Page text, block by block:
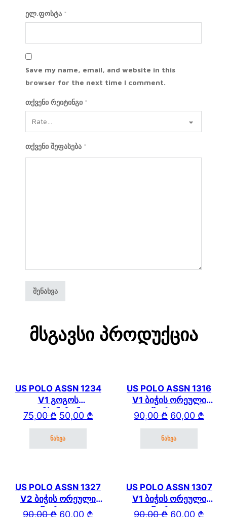
ელ.ფოსტა *
Save my name, email, and website in this
browser for the next time I comment.
თქვენი რეიტინგი *
თქვენი შეფასება *
Მსგავსი Პროდუქცია
US POLO ASSN 1234
V1 გოგოს
კომბინეზონი
75,00₾ Original price was: 75,00 ₾.
50,00 ₾
Current price is: 50,00 ₾.
ნახვა
US POLO ASSN 1316
V1 ბიჭის ორეული
შორტით
90,00₾ Original price
60,00 ₾
Current price is:
ნახვა
US POLO ASSN 1327
V2 ბიჭის ორეული
შორტით
90,00₾ Original price was: 90,00 ₾.
60,00 ₾
Current price is: 60,00 ₾.
US POLO ASSN 1307
V1 ბიჭის ორეული
შორტით
90,00₾ Original price
60,00 ₾
Current price is: